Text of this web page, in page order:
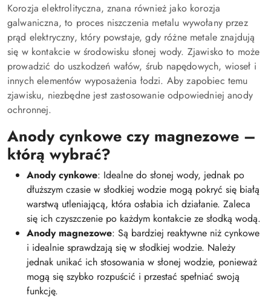
Korozja elektrolityczna, znana również jako korozja
galwaniczna, to proces niszczenia metalu wywołany przez
prąd elektryczny, który powstaje, gdy różne metale znajdują
się w kontakcie w środowisku słonej wody. Zjawisko to może
prowadzić do uszkodzeń wałów, śrub napędowych, wioseł i
innych elementów wyposażenia łodzi. Aby zapobiec temu
zjawisku, niezbędne jest zastosowanie odpowiedniej anody
ochronnej.
Anody cynkowe czy magnezowe –
którą wybrać?
Anody cynkowe: Idealne do słonej wody, jednak po
dłuższym czasie w słodkiej wodzie mogą pokryć się białą
warstwą utleniającą, która osłabia ich działanie. Zaleca
się ich czyszczenie po każdym kontakcie ze słodką wodą.
Anody magnezowe: Są bardziej reaktywne niż cynkowe
i idealnie sprawdzają się w słodkiej wodzie. Należy
jednak unikać ich stosowania w słonej wodzie, ponieważ
mogą się szybko rozpuścić i przestać spełniać swoją
funkcję.